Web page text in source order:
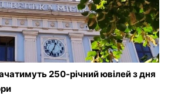
250-річний ювілей з дня